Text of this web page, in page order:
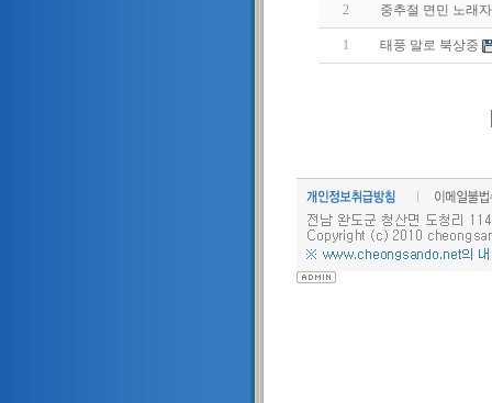
2 중추절 면민 노래
1 태풍 말로 북상중